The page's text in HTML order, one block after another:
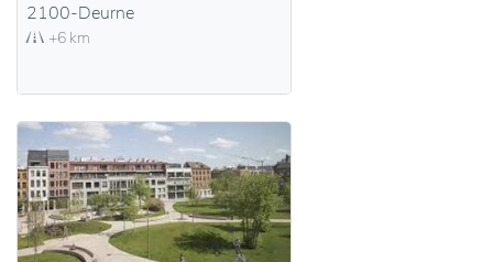
2100-Deurne
+6 km